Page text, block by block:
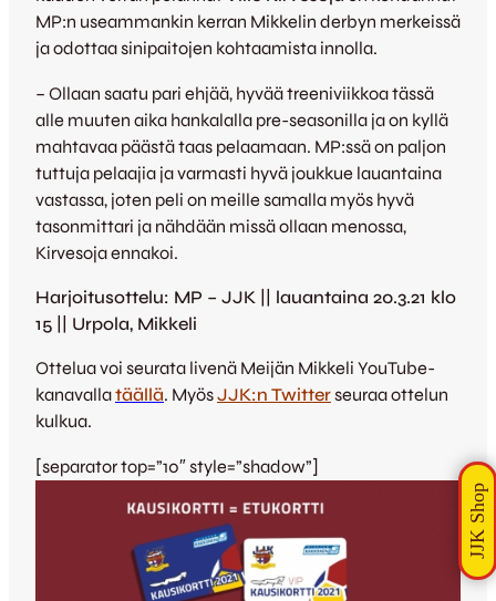
MP:n useammankin kerran Mikkelin derbyn merkeissä
ja odottaa sinipaitojen kohtaamista innolla.
– Ollaan saatu pari ehjää, hyvää treeniviikkoa tässä
alle muuten aika hankalalla pre-seasonilla ja on kyllä
mahtavaa päästä taas pelaamaan. MP:ssä on paljon
tuttuja pelaajia ja varmasti hyvä joukkue lauantaina
vastassa, joten peli on meille samalla myös hyvä
tasonmittari ja nähdään missä ollaan menossa,
Kirvesoja ennakoi.
Harjoitusottelu: MP – JJK || lauantaina 20.3.21 klo
15 || Urpola, Mikkeli
Ottelua voi seurata livenä Meijän Mikkeli YouTube-
kanavallatäällä. MyösJJK:n Twitterseuraa ottelun
kulkua.
[separator top=”10″ style=”shadow”]